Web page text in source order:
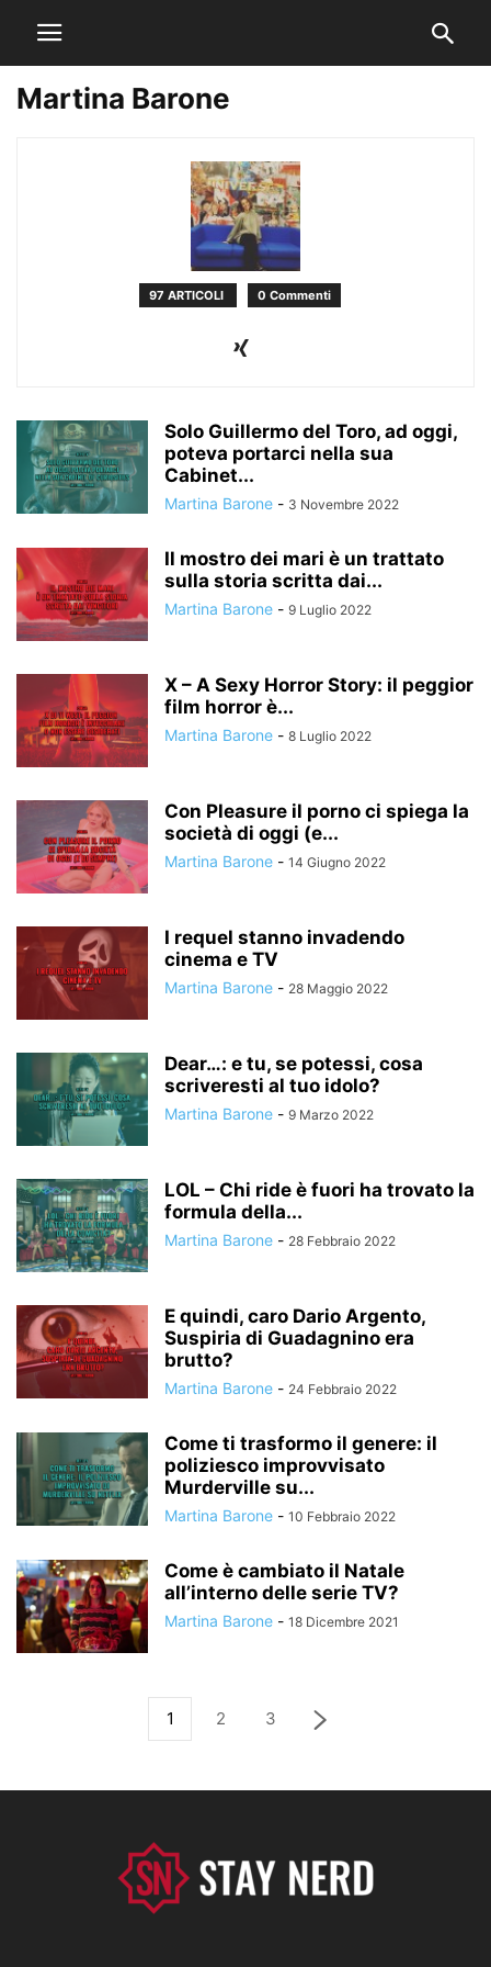
Martina Barone
97 ARTICOLI 0 Commenti
Solo Guillermo del Toro, ad oggi,
poteva portarci nella sua
Cabinet...
Martina Barone - 3 Novembre 2022
Il mostro dei mari è un trattato
sulla storia scritta dai...
Martina Barone - 9 Luglio 2022
X – A Sexy Horror Story: il peggior
film horror è...
Martina Barone - 8 Luglio 2022
Con Pleasure il porno ci spiega la
società di oggi (e...
Martina Barone - 14 Giugno 2022
I requel stanno invadendo
cinema e TV
Martina Barone - 28 Maggio 2022
Dear…: e tu, se potessi, cosa
scriveresti al tuo idolo?
Martina Barone - 9 Marzo 2022
LOL – Chi ride è fuori ha trovato la
formula della...
Martina Barone - 28 Febbraio 2022
E quindi, caro Dario Argento,
Suspiria di Guadagnino era
brutto?
Martina Barone - 24 Febbraio 2022
Come ti trasformo il genere: il
poliziesco improvvisato
Murderville su...
Martina Barone - 10 Febbraio 2022
Come è cambiato il Natale
all’interno delle serie TV?
Martina Barone - 18 Dicembre 2021
1 2 3